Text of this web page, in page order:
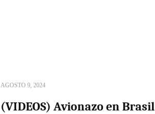
AGOSTO 9, 2024
(VIDEOS) Avionazo en Brasil